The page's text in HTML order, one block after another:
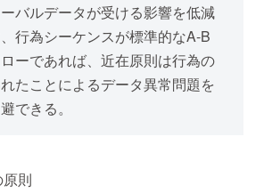
バルデータが受ける影響を低減
行為シーケンスが標準的なA-B
ーであれば、近在原則は行為の
たことによるデータ異常問題を
できる。
則